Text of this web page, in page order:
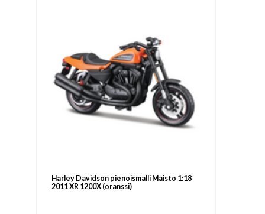
Harley Davidson pienoismalli Maisto 1:18
2011 XR 1200X (oranssi)